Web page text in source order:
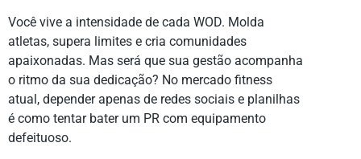
Você vive a intensidade de cada WOD. Molda
atletas, supera limites e cria comunidades
apaixonadas. Mas será que sua gestão acompanha
o ritmo da sua dedicação? No mercado fitness
atual, depender apenas de redes sociais e planilhas
é como tentar bater um PR com equipamento
defeituoso.